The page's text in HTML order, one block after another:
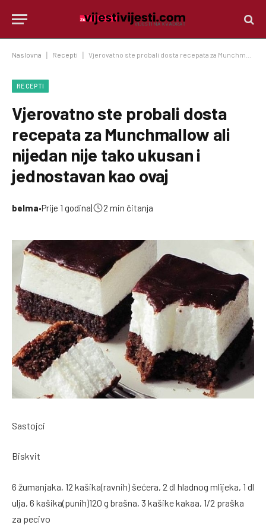
Naslovna Recepti Vjerovatno ste probali dosta recepata za Munchmallow ali nijedan nije tako ukusan i jednostavan kao ovaj
RECEPTI
Vjerovatno ste probali dosta
recepata za Munchmallow ali
nijedan nije tako ukusan i
jednostavan kao ovaj
belma•Prije 1 godina| 2 min čitanja
Sastojci
Biskvit
6 žumanjaka, 12 kašika(ravnih) šećera, 2 dl hladnog mlijeka, 1 dl
ulja, 6 kašika(punih)120 g brašna, 3 kašike kakaa, 1/2 praška
za pecivo